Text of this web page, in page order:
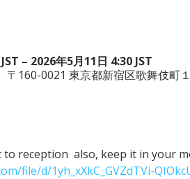
– 2026年5月11日 4:30 JST
160-0021 東京都新宿区歌舞伎町
reception  also, keep it in your
file/d/1yh_xXkC_GVZdTVi-